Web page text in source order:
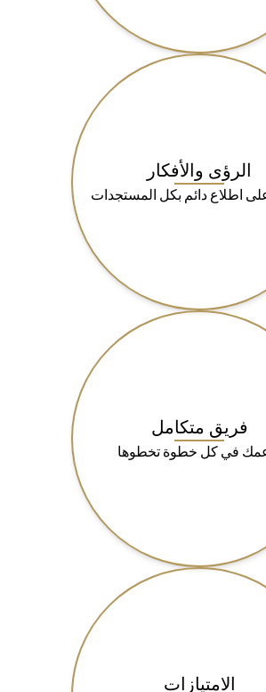
الرؤى والأفكار
اطلاع دائم بكل المستجدات
فريق متكامل
في كل خطوة تخطوها
الامتيازات